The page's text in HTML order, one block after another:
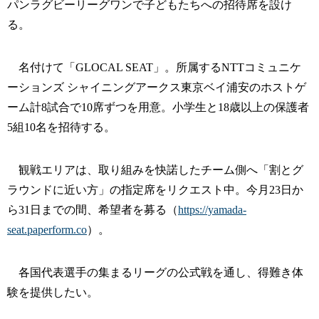
パンラグビーリーグワンで子どもたちへの招待席を設け
る。
名付けて「GLOCAL SEAT」。所属するNTTコミュニケ
ーションズ シャイニングアークス東京ベイ浦安のホストゲ
ーム計8試合で10席ずつを用意。小学生と18歳以上の保護者
5組10名を招待する。
観戦エリアは、取り組みを快諾したチーム側へ「割とグ
ラウンドに近い方」の指定席をリクエスト中。今月23日か
ら31日までの間、希望者を募る（https://yamada-
seat.paperform.co）。
各国代表選手の集まるリーグの公式戦を通し、得難き体
験を提供したい。